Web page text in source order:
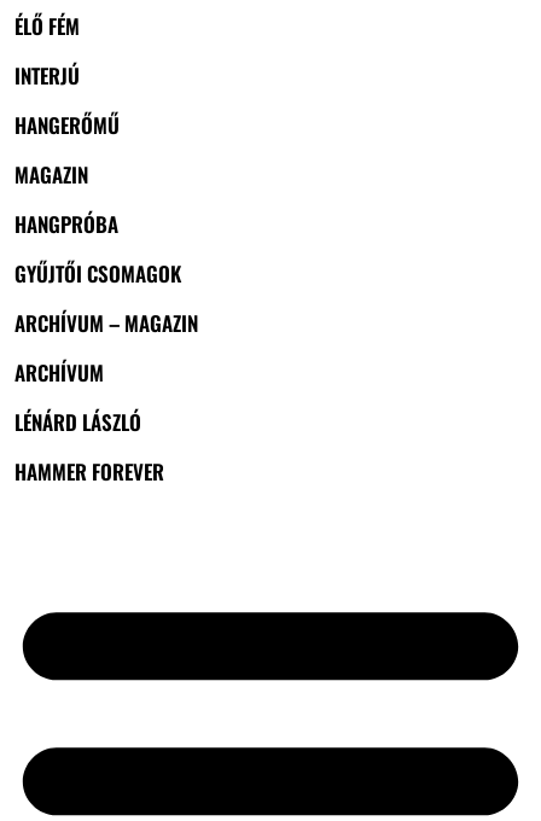
ÉLŐ FÉM
INTERJÚ
HANGERŐMŰ
MAGAZIN
HANGPRÓBA
GYŰJTŐI CSOMAGOK
ARCHÍVUM – MAGAZIN
ARCHÍVUM
LÉNÁRD LÁSZLÓ
HAMMER FOREVER